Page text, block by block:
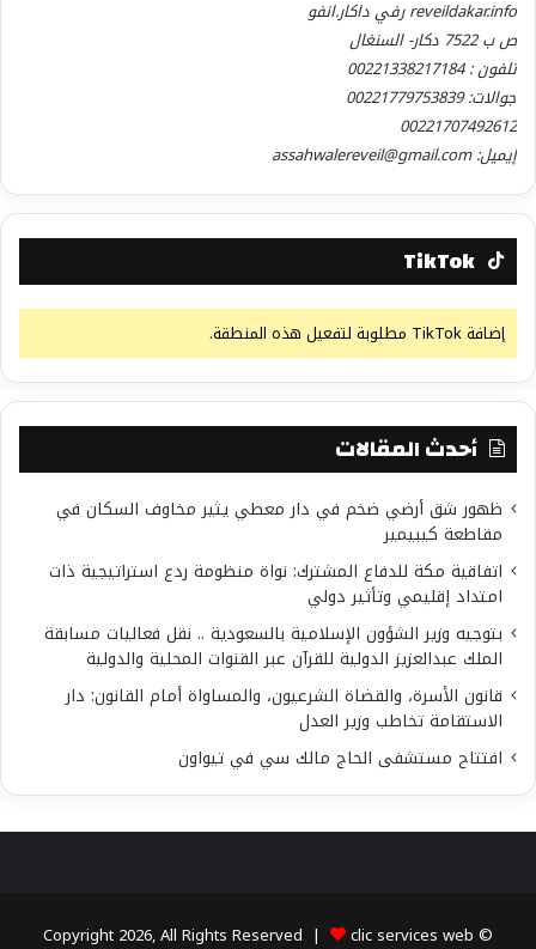
reveildakar.info رفي داكار.انفو
ص ب 7522 دكار- السنغال
تلفون : 00221338217184
جوالات: 00221779753839
00221707492612
إيميل: assahwalereveil@gmail.com
TikTok
إضافة TikTok مطلوبة لتفعيل هذه المنطقة.
أحدث المقالات
ظهور شق أرضي ضخم في دار معطي يثير مخاوف السكان في
مقاطعة كيبيمير
اتفاقية مكة للدفاع المشترك: نواة منظومة ردع استراتيجية ذات
امتداد إقليمي وتأثير دولي
بتوجيه وزير الشؤون الإسلامية بالسعودية .. نقل فعاليات مسابقة
الملك عبدالعزيز الدولية للقرآن عبر القنوات المحلية والدولية
قانون الأسرة، والقضاة الشرعيون، والمساواة أمام القانون: دار
الاستقامة تخاطب وزير العدل
افتتاح مستشفى الحاج مالك سي في تيواون
© Copyright 2026, All Rights Reserved |
clic services web